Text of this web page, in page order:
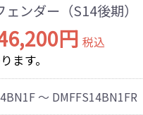
ンダー（S14後期）
円 税込
ます。
～ DMFFS14BN1FR